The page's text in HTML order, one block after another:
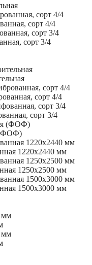
сорт 4/4
сорт 3/4
сорт 4/4
сорт 3/4
(ФОФ)
1220x2440 мм
1250x2500 мм
1500x3000 мм